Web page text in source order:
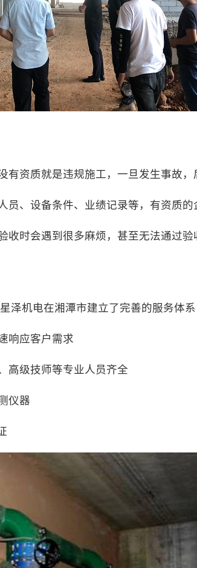
有资质就是违规施工，一旦发生事故
员、设备条件、业绩记录等，有资质
收时会遇到很多麻烦，甚至无法通过验
泽机电在湘潭市建立了完善的服务体
响应客户需求
高级技师等专业人员齐全
仪器